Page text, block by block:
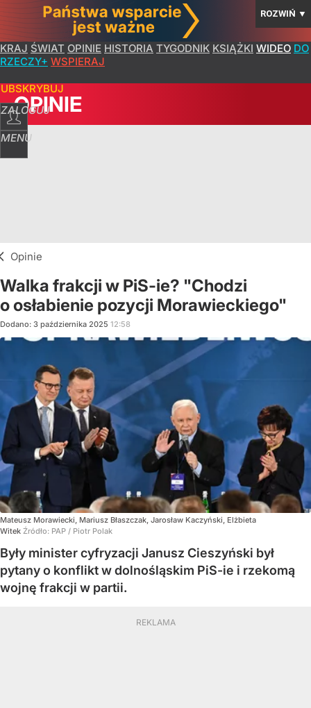
ROZWIŃ ▼
KRAJ ŚWIAT OPINIE HISTORIA TYGODNIK KSIĄŻKI WIDEO DO
RZECZY+ WSPIERAJ
ZALOGUJ
MENU
OPINIE
Opinie
Walka frakcji w PiS-ie? "Chodzi
o osłabienie pozycji Morawieckiego"
Dodano: 3 października 2025 12:58
Mateusz Morawiecki, Mariusz Błaszczak, Jarosław Kaczyński, Elżbieta
Witek Źródło: PAP / Piotr Polak
Były minister cyfryzacji Janusz Cieszyński był
pytany o konflikt w dolnośląskim PiS-ie i rzekomą
wojnę frakcji w partii.